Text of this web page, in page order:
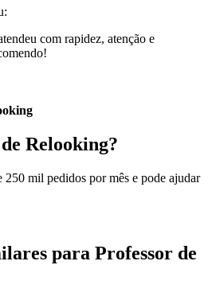
com rapidez, atenção e
Relooking?
250 mil pedidos por mês e pode ajudar
para Professor de